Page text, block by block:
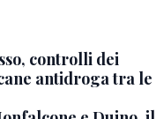
controlli dei
antidroga tra le